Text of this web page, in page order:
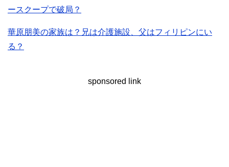
ースクープで破局？
華原朋美の家族は？兄は介護施設、父はフィリピンにい
る？
sponsored link